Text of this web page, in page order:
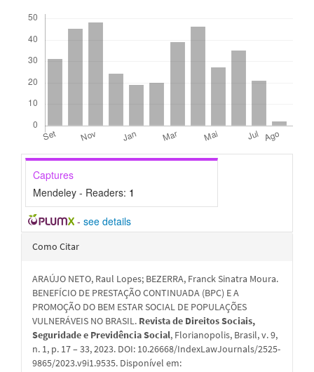
Captures
Mendeley - Readers: 1
- see details
Detalhes
artigo
Como Citar
ARAÚJO NETO, Raul Lopes; BEZERRA, Franck Sinatra Moura.
BENEFÍCIO DE PRESTAÇÃO CONTINUADA (BPC) E A
PROMOÇÃO DO BEM ESTAR SOCIAL DE POPULAÇÕES
VULNERÁVEIS NO BRASIL. Revista de Direitos Sociais,
Seguridade e Previdência Social, Florianopolis, Brasil, v. 9,
n. 1, p. 17 – 33, 2023. DOI: 10.26668/IndexLawJournals/2525-
9865/2023.v9i1.9535. Disponível em: